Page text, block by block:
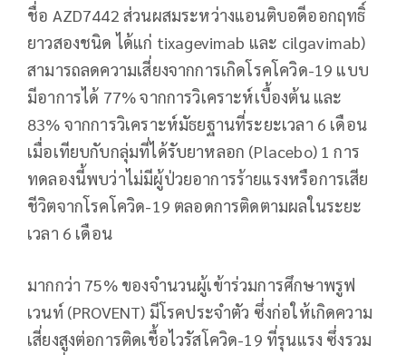
ชื่อ AZD7442 ส่วนผสมระหว่างแอนติบอดีออกฤทธิ์
ยาวสองชนิด ได้แก่ tixagevimab และ cilgavimab)
สามารถลดความเสี่ยงจากการเกิดโรคโควิด-19 แบบ
มีอาการได้ 77% จากการวิเคราะห์เบื้องต้น และ
83% จากการวิเคราะห์มัธยฐานที่ระยะเวลา 6 เดือน
เมื่อเทียบกับกลุ่มที่ได้รับยาหลอก (Placebo) 1 การ
ทดลองนี้พบว่าไม่มีผู้ป่วยอาการร้ายแรงหรือการเสีย
ชีวิตจากโรคโควิด-19 ตลอดการติดตามผลในระยะ
เวลา 6 เดือน
มากกว่า 75% ของจำนวนผู้เข้าร่วมการศึกษาพรูฟ
เวนท์ (PROVENT) มีโรคประจำตัว ซึ่งก่อให้เกิดความ
เสี่ยงสูงต่อการติดเชื้อไวรัสโควิด-19 ที่รุนแรง ซึ่งรวม